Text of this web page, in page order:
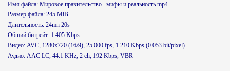
Имя файла: Мировое правительство_ мифы и реальность.mp4
Размер файла: 245 MiB
Длительность: 24mn 20s
Общий битрейт: 1 405 Kbps
Видео: AVC, 1280x720 (16/9), 25.000 fps, 1 210 Kbps (0.053 bit/pixel)
Аудио: AAC LC, 44.1 KHz, 2 ch, 192 Kbps, VBR